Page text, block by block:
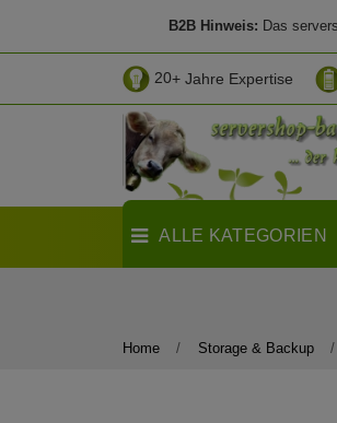
B2B Hinweis: Das
20+ Jahre Expertise
ALLE KATEGORIEN
Home Storage & Backup